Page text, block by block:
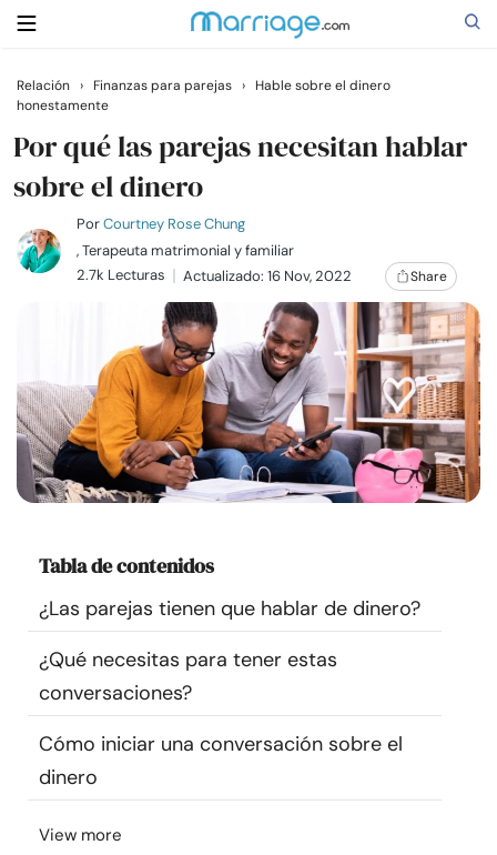
Buscar
Casarse
Relaciones
Ayuda
Cursos
Encuentra un terapeuta
Sobre nosotros Contáctanos Escríbenos
Publicidad con
nosotros
Relación › Finanzas para parejas ›
Hable sobre el dinero
honestamente
Por qué las parejas necesitan hablar
sobre el dinero
PorCourtney Rose Chung
, Terapeuta matrimonial y familiar
2.7k Lecturas
Actualizado: 16 Nov, 2022 Share
Tabla de contenidos
¿Las parejas tienen que hablar de dinero?
¿Qué necesitas para tener estas
conversaciones?
Cómo iniciar una conversación sobre el
dinero
View more